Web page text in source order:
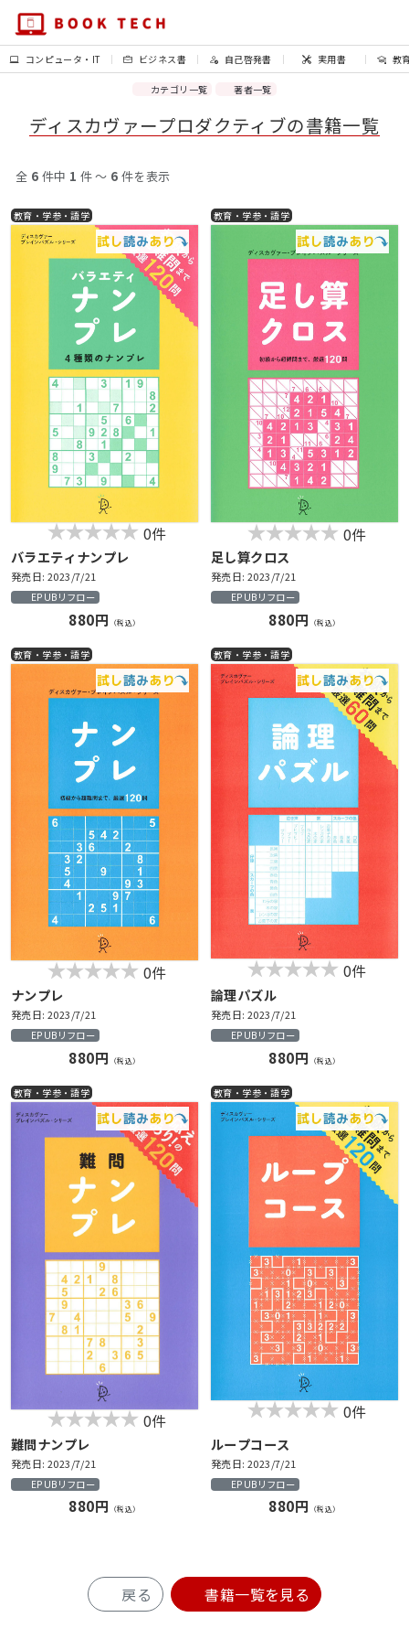
コンピュータ・IT ビジネス書 自己啓発書 実用書 教
カテゴリ一覧 著者一覧
ディスカヴァープロダクティブの書籍一覧
全 6 件中 1 件 〜 6 件を表示
教育・学参・語学
0件
バラエティナンプレ
発売日: 2023/7/21
EPUBリフロー
880円 （税込）
教育・学参・語学
0件
足し算クロス
発売日: 2023/7/21
EPUBリフロー
880円 （税込）
教育・学参・語学
0件
ナンプレ
発売日: 2023/7/21
EPUBリフロー
880円 （税込）
教育・学参・語学
0件
論理パズル
発売日: 2023/7/21
EPUBリフロー
880円 （税込）
教育・学参・語学
0件
難問ナンプレ
発売日: 2023/7/21
EPUBリフロー
880円 （税込）
教育・学参・語学
0件
ループコース
発売日: 2023/7/21
EPUBリフロー
880円 （税込）
戻る 書籍一覧を見る